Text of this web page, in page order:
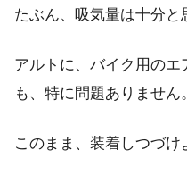
たぶん、吸気量は十分と
アルトに、バイク用の
も、特に問題ありません。
このまま、装着しつづけ